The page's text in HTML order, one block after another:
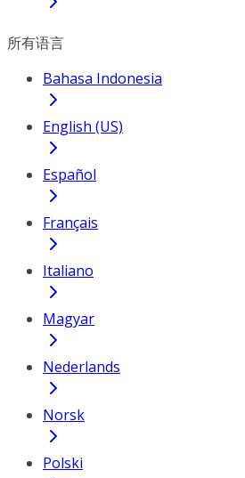
所有语言
Bahasa Indonesia
English (US)
Español
Français
Italiano
Magyar
Nederlands
Norsk
Polski